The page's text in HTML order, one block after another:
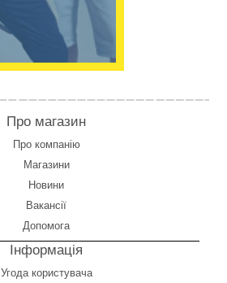
Про магазин
Про компанію
Магазини
Новини
Вакансії
Допомога
Інформація
Угода користувача